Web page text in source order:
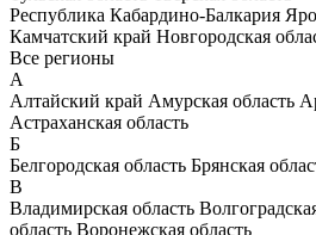
Республика Кабардино-Балкария
Камчатский край Новгородская
Все регионы
А
Алтайский край Амурская область
Астраханская область
Б
Белгородская область Брянская
В
Владимирская область
область Воронежская область